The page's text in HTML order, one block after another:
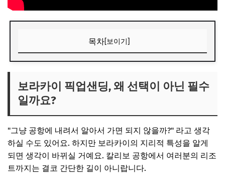
목차[보이기]
상상 이상의 환승 여정
어떤 픽업샌딩을 골라야 할까? 종류별 장단점 비교
1. 조인 픽업샌딩 (가성비 끝판왕)
2. 프라이빗 픽업샌딩 (우리 가족만의 편안함)
호갱 방지! 최저가 예약 꿀팁 대방출
1. 글로벌 여행 플랫폼을 활용하세요
보라카이 픽업샌딩, 왜 선택이 아닌 필수
일까요?
"그냥 공항에 내려서 알아서 가면 되지 않을까?" 라고 생각
하실 수도 있어요. 하지만 보라카이의 지리적 특성을 알게
되면 생각이 바뀌실 거예요. 칼리보 공항에서 여러분의 리조
트까지는 결코 간단한 길이 아니랍니다.